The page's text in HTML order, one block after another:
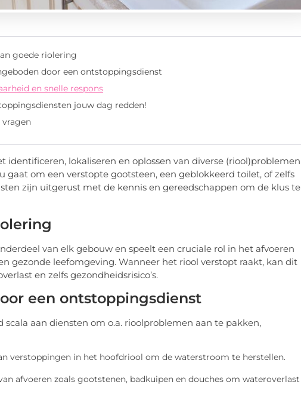
goede riolering
door een ontstoppingsdienst
en snelle respons
jouw dag redden!
vragen
identificeren, lokaliseren en oplossen van diverse (riool)problemen
gaat om een verstopte gootsteen, een geblokkeerd toilet, of zelfs
zijn uitgerust met de kennis en gereedschappen om de klus te
van elk gebouw en speelt een cruciale rol in het afvoeren
gezonde leefomgeving. Wanneer het riool verstopt raakt, kan dit
en zelfs gezondheidsrisico’s.
een ontstoppingsdienst
aan diensten om o.a. rioolproblemen aan te pakken,
verstoppingen in het hoofdriool om de waterstroom te herstellen.
afvoeren zoals gootstenen, badkuipen en douches om wateroverlast